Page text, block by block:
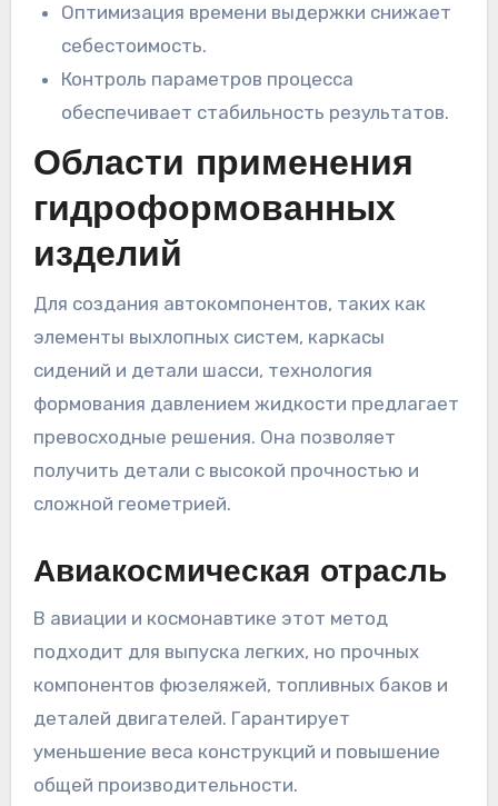
Оптимизация времени выдержки снижает
себестоимость.
Контроль параметров процесса
обеспечивает стабильность результатов.
Области применения
гидроформованных
изделий
Для создания автокомпонентов, таких как
элементы выхлопных систем, каркасы
сидений и детали шасси, технология
формования давлением жидкости предлагает
превосходные решения. Она позволяет
получить детали с высокой прочностью и
сложной геометрией.
Авиакосмическая отрасль
В авиации и космонавтике этот метод
подходит для выпуска легких, но прочных
компонентов фюзеляжей, топливных баков и
деталей двигателей. Гарантирует
уменьшение веса конструкций и повышение
общей производительности.